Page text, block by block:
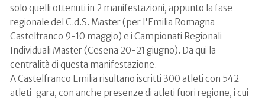
solo quelli ottenuti in 2 manifestazioni, appunto la fase
regionale del C.d.S. Master (per l'Emilia Romagna
Castelfranco 9-10 maggio) e i Campionati Regionali
Individuali Master (Cesena 20-21 giugno). Da qui la
centralità di questa manifestazione.
A Castelfranco Emilia risultano iscritti 300 atleti con 542
atleti-gara, con anche presenze di atleti fuori regione, i cui